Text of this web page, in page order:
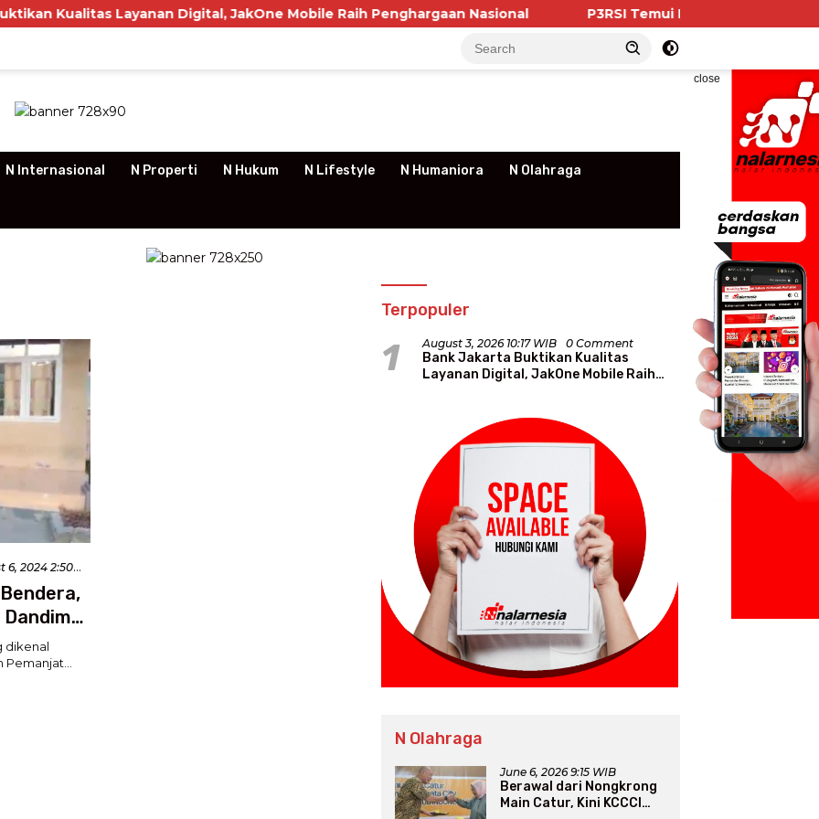
Layanan Digital, JakOne Mobile Raih Penghargaan Nasional P3RSI Temui Kementerian PKP, Pengurus
close
N Internasional N Properti N Hukum N Lifestyle N Humaniora N Olahraga
6, 2024 2:50
dikenal
Terpopuler
1 August 3, 2026 10:17 WIB 0 Comment
Bank Jakarta Buktikan Kualitas
Layanan Digital, JakOne Mobile Raih
N Olahraga
June 6, 2026 9:15 WIB
Berawal dari Nongkrong
Main Catur, Kini KCCCI